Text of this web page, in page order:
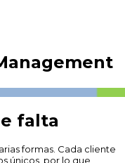
falta
formas. Cada cliente
únicos, por lo que